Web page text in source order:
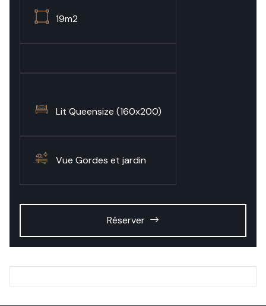
19m2
Lit Queensize (160x200)
Vue Gordes et jardin
Réserver